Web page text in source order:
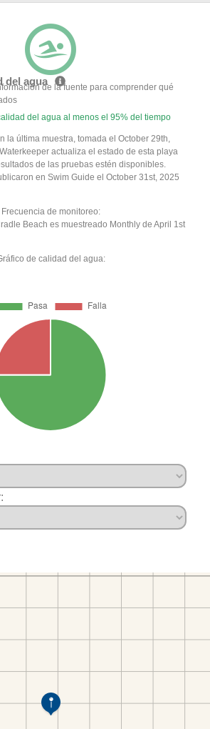
del aguade la fuente para comprender qué
del agua al menos el 95% del tiempo
la última muestra, tomada el October 29th,
actualiza el estado de esta playa
de las pruebas estén disponibles.
en Swim Guide el October 31st, 2025
Frecuencia de monitoreo:
Beach es muestreado Monthly de April 1st
de calidad del agua: